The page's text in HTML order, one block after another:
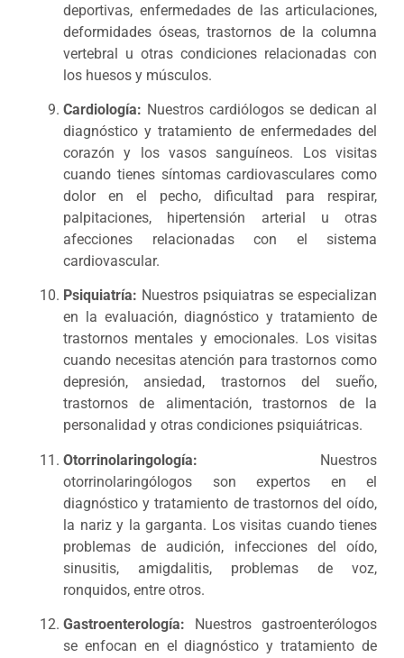
deportivas, enfermedades de las articulaciones,
deformidades óseas, trastornos de la columna
vertebral u otras condiciones relacionadas con
los huesos y músculos.
Cardiología: Nuestros cardiólogos se dedican al
diagnóstico y tratamiento de enfermedades del
corazón y los vasos sanguíneos. Los visitas
cuando tienes síntomas cardiovasculares como
dolor en el pecho, dificultad para respirar,
palpitaciones, hipertensión arterial u otras
afecciones relacionadas con el sistema
cardiovascular.
Psiquiatría: Nuestros psiquiatras se especializan
en la evaluación, diagnóstico y tratamiento de
trastornos mentales y emocionales. Los visitas
cuando necesitas atención para trastornos como
depresión, ansiedad, trastornos del sueño,
trastornos de alimentación, trastornos de la
personalidad y otras condiciones psiquiátricas.
Otorrinolaringología: Nuestros
otorrinolaringólogos son expertos en el
diagnóstico y tratamiento de trastornos del oído,
la nariz y la garganta. Los visitas cuando tienes
problemas de audición, infecciones del oído,
sinusitis, amigdalitis, problemas de voz,
ronquidos, entre otros.
Gastroenterología: Nuestros gastroenterólogos
se enfocan en el diagnóstico y tratamiento de